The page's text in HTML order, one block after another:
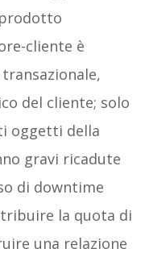
cliente è
del cliente; solo
oggetti della
gravi ricadute
di downtime
la quota di
una relazione